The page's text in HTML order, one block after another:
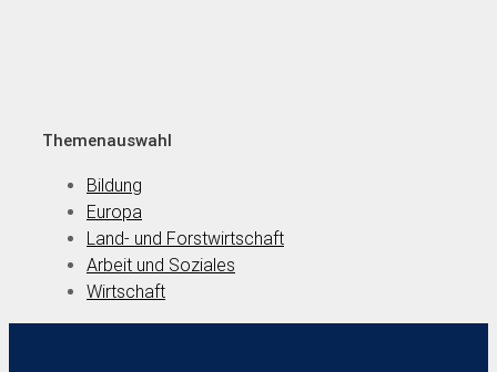
Themenauswahl
Bildung
Europa
Land- und Forstwirtschaft
Arbeit und Soziales
Wirtschaft